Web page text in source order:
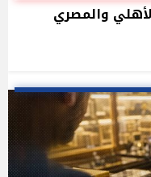
الأهلي والمصري